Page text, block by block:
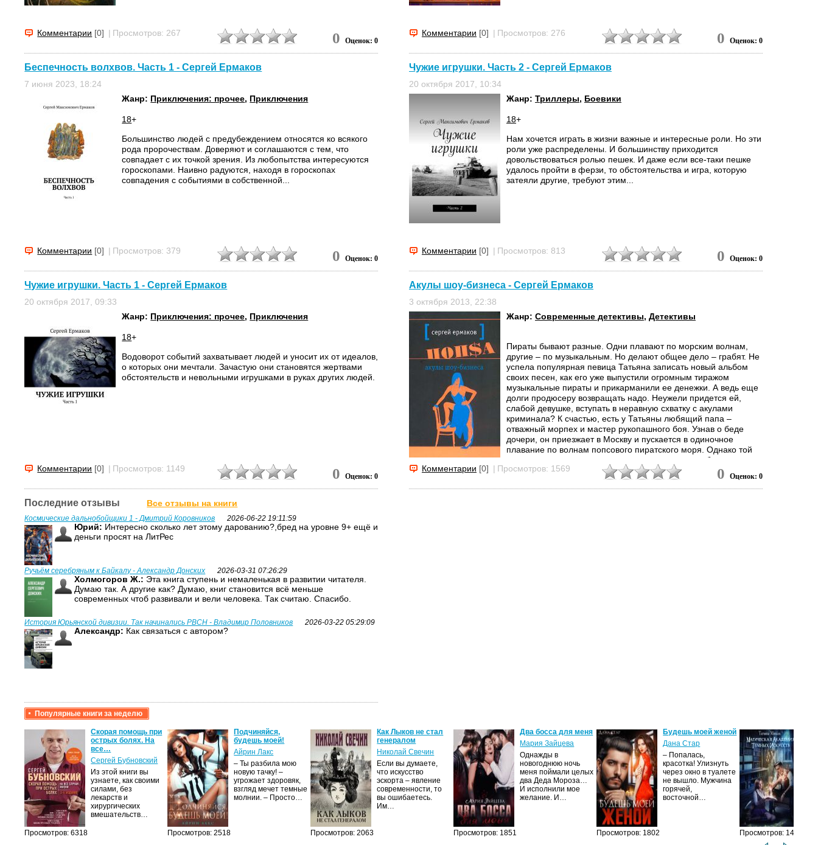
Комментарии [0] | Просмотров: 267 0 Оценок: 0
Комментарии [0] | Просмотров: 276 0 Оценок: 0
Беспечность волхвов. Часть 1 - Сергей Ермаков
7 июня 2023, 18:24
Жанр: Приключения: прочее, Приключения
18+
Большинство людей с предубеждением относятся ко всякого
рода пророчествам. Доверяют и соглашаются с тем, что
совпадает с их точкой зрения. Из любопытства интересуются
гороскопами. Наивно радуются, находя в гороскопах
совпадения с событиями в собственной...
Комментарии [0] | Просмотров: 379 0 Оценок: 0
Чужие игрушки. Часть 2 - Сергей Ермаков
20 октября 2017, 10:34
Жанр: Триллеры, Боевики
18+
Нам хочется играть в жизни важные и интересные роли. Но эти
роли уже распределены. И большинству приходится
довольствоваться ролью пешек. И даже если все-таки пешке
удалось пройти в ферзи, то обстоятельства и игра, которую
затеяли другие, требуют этим...
Комментарии [0] | Просмотров: 813 0 Оценок: 0
Чужие игрушки. Часть 1 - Сергей Ермаков
20 октября 2017, 09:33
Жанр: Приключения: прочее, Приключения
18+
Водоворот событий захватывает людей и уносит их от идеалов,
о которых они мечтали. Зачастую они становятся жертвами
обстоятельств и невольными игрушками в руках других людей.
Комментарии [0] | Просмотров: 1149 0 Оценок: 0
Акулы шоу-бизнеса - Сергей Ермаков
3 октября 2013, 22:38
Жанр: Современные детективы, Детективы
Пираты бывают разные. Одни плавают по морским волнам,
другие – по музыкальным. Но делают общее дело – грабят. Не
успела популярная певица Татьяна записать новый альбом
своих песен, как его уже выпустили огромным тиражом
музыкальные пираты и прикарманили ее денежки. А ведь еще
долги продюсеру возвращать надо. Неужели придется ей,
слабой девушке, вступать в неравную схватку с акулами
криминала? К счастью, есть у Татьяны любящий папа –
отважный морпех и мастер рукопашного боя. Узнав о беде
дочери, он приезжает в Москву и пускается в одиночное
плавание по волнам попсового пиратского моря. Однако той
акуле, которая попытается сцапать его своими зубами, не...
Комментарии [0] | Просмотров: 1569 0 Оценок: 0
Последние отзывы Все отзывы на книги
Космические дальнобойщики 1 - Дмитрий Коровников 2026-06-22 19:11:59
Юрий: Интересно сколько лет этому дарованию?,бред на уровне 9+ ещё и
деньги просят на ЛитРес
Ручьём серебряным к Байкалу - Александр Донских 2026-03-31 07:26:29
Холмогоров Ж.: Эта книга ступень и немаленькая в развитии читателя.
Думаю так. А другие как? Думаю, книг становится всё меньше
современных чтоб развивали и вели человека. Так считаю. Спасибо.
История Юрьянской дивизии. Так начинались РВСН - Владимир Половников 2026-03-22 05:29:09
Александр: Как связаться с автором?
Популярные книги за неделю
Просмотров: 6318
Скорая помощь при
острых болях. На
все…
Сергей Бубновский
Из этой книги вы
узнаете, как своими
силами, без
лекарств и
хирургических
вмешательств…
Просмотров: 2518
Подчиняйся,
будешь моей!
Айрин Лакс
– Ты разбила мою
новую тачку! –
угрожает здоровяк,
взгляд мечет темные
молнии. – Просто…
Просмотров: 2063
Как Лыков не стал
генералом
Николай Свечин
Если вы думаете,
что искусство
эскорта – явление
современности, то
вы ошибаетесь.
Им…
Просмотров: 1851
Два босса для меня
Мария Зайцева
Однажды в
новогоднюю ночь
меня поймали целых
два Деда Мороза…
И исполнили мое
желание. И…
Просмотров: 1802
Будешь моей женой
Дана Стар
– Попалась,
красотка! Улизнуть
через окно в туалете
не вышло. Мужчина
горячей,
восточной…
Просмотров: 1465